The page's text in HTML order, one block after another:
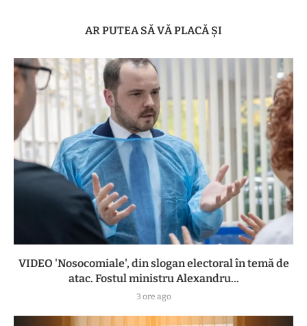
AR PUTEA SĂ VĂ PLACĂ ȘI
VIDEO 'Nosocomiale', din slogan electoral în temă de
atac. Fostul ministru Alexandru...
3 ore ago